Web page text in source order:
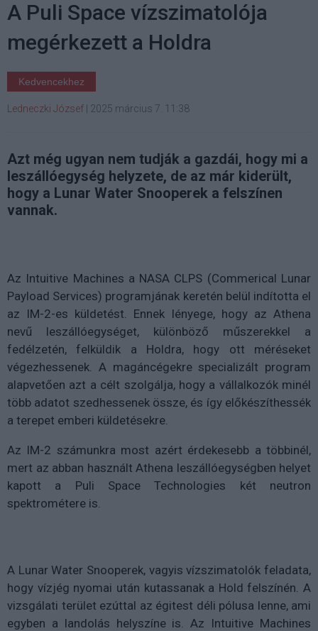
A Puli Space vízszimatolója
megérkezett a Holdra
Kedvencekhez
Ledneczki József 2025 március 7. 11:38
Azt még ugyan nem tudják a gazdái, hogy mi a
leszállóegység helyzete, de az már kiderült,
hogy a Lunar Water Snooperek a felszínen
vannak.
Az Intuitive Machines a NASA CLPS (Commerical Lunar
Payload Services) programjának keretén belül indította el
az IM-2-es küldetést. Ennek lényege, hogy az Athena
nevű leszállóegységet, különböző műszerekkel a
fedélzetén, felküldik a Holdra, hogy ott méréseket
végezhessenek. A magáncégekre specializált program
alapvetően azt a célt szolgálja, hogy a vállalkozók minél
több adatot szedhessenek össze, és így előkészíthessék
a terepet emberi küldetésekre.
Az IM-2 számunkra most azért érdekesebb a többinél,
mert az abban használt Athena leszállóegységben helyet
kapott a Puli Space Technologies két neutron
spektrométere is.
A Lunar Water Snooperek, vagyis vízszimatolók feladata,
hogy vízjég nyomai után kutassanak a Hold felszínén. A
vizsgálati terület ezúttal az égitest déli pólusa lenne, ami
egyben a landolás helyszíne is. Az Intuitive Machines